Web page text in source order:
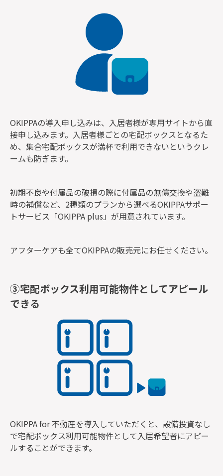
OKIPPAの導入申し込みは、入居者様が専用サイトから直
接申し込みます。入居者様ごとの宅配ボックスとなるた
め、集合宅配ボックスが満杯で利用できないというクレ
ームも防ぎます。
初期不良や付属品の破損の際に付属品の無償交換や盗難
時の補償など、2種類のプランから選べるOKIPPAサポー
トサービス「OKIPPA plus」が用意されています。
アフターケアも全てOKIPPAの販売元にお任せください。
③宅配ボックス利用可能物件としてアピール
できる
OKIPPA for 不動産を導入していただくと、設備投資なし
で宅配ボックス利用可能物件として入居希望者にアピー
ルすることができます。